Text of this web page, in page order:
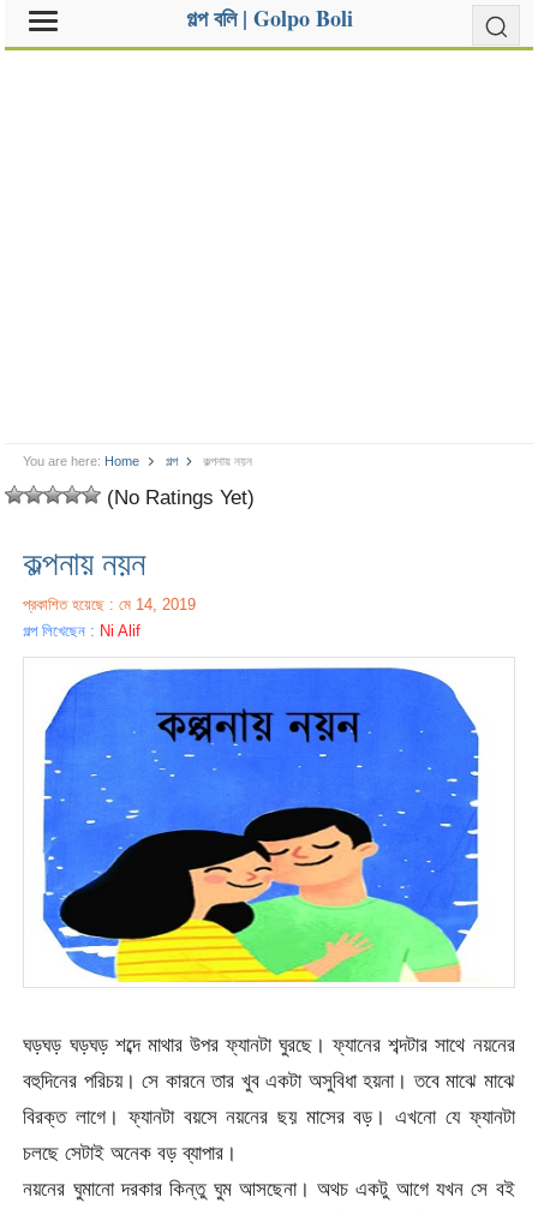
গল্প বলি | Golpo Boli
You are here: Home গল্প কল্পনায় নয়ন
(No Ratings Yet)
কল্পনায় নয়ন
প্রকাশিত হয়েছে : মে 14, 2019
গল্প লিখেছেন : Ni Alif
ঘড়ঘড় ঘড়ঘড় শব্দে মাথার উপর ফ্যানটা ঘুরছে। ফ্যানের শব্দটার সাথে নয়নের
বহুদিনের পরিচয়। সে কারনে তার খুব একটা অসুবিধা হয়না। তবে মাঝে মাঝে
বিরক্ত লাগে। ফ্যানটা বয়সে নয়নের ছয় মাসের বড়। এখনো যে ফ্যানটা
চলছে সেটাই অনেক বড় ব্যাপার।
নয়নের ঘুমানো দরকার কিন্তু ঘুম আসছেনা। অথচ একটু আগে যখন সে বই